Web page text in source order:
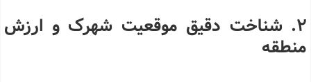
۲. شناخت دقیق موقعیت شهرک و ارزش
منطقه